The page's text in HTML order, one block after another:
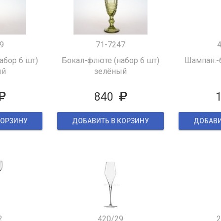
6 шт)
71-7247
Бокал-флюте (набор 6 шт)
зелёный
840
ДОБАВИТЬ В КОРЗИНУ
Шампан.-
420/29